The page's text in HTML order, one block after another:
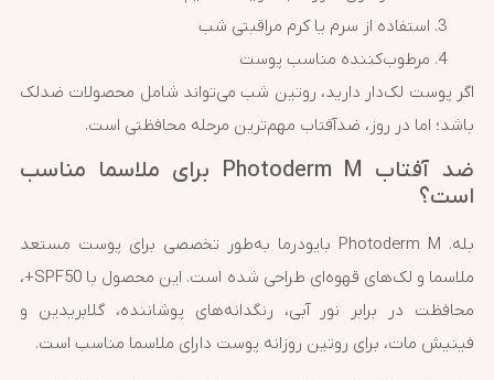
استفاده از سرم یا کرم مراقبتی شب
مرطوب‌کننده مناسب پوست
اگر پوست لک‌دار دارید، روتین شب می‌تواند شامل محصولات ضدلک
باشد؛ اما در روز، ضدآفتاب مهم‌ترین مرحله محافظتی است.
ضد آفتاب Photoderm M برای ملاسما مناسب
است؟
بله. Photoderm M بایودرما به‌طور تخصصی برای پوست مستعد
ملاسما و لک‌های قهوه‌ای طراحی شده است. این محصول با SPF50+،
محافظت در برابر نور آبی، رنگدانه‌های پوشاننده، گلابریدین و
فینیش مات، برای روتین روزانه پوست دارای ملاسما مناسب است.